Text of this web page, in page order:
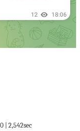
| 2,542sec